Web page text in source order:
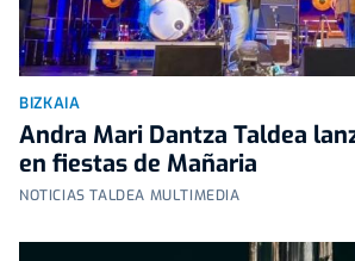
BIZKAIA
Andra Mari Dantza Taldea
en fiestas de Mañaria
NOTICIAS TALDEA MULTIMEDIA